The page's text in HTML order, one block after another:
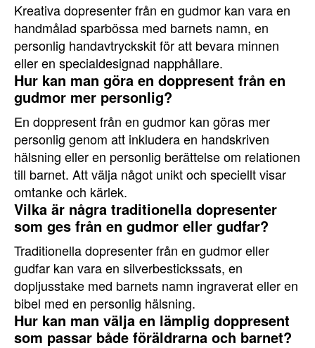
Kreativa dopresenter från en gudmor kan vara en
handmålad sparbössa med barnets namn, en
personlig handavtryckskit för att bevara minnen
eller en specialdesignad napphållare.
Hur kan man göra en doppresent från en
gudmor mer personlig?
En doppresent från en gudmor kan göras mer
personlig genom att inkludera en handskriven
hälsning eller en personlig berättelse om relationen
till barnet. Att välja något unikt och speciellt visar
omtanke och kärlek.
Vilka är några traditionella dopresenter
som ges från en gudmor eller gudfar?
Traditionella dopresenter från en gudmor eller
gudfar kan vara en silverbestickssats, en
dopljusstake med barnets namn ingraverat eller en
bibel med en personlig hälsning.
Hur kan man välja en lämplig doppresent
som passar både föräldrarna och barnet?